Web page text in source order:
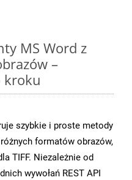
MS Word z
–
kroku
szybkie i proste metody
formatów obrazów,
TIFF. Niezależnie od
wywołań REST API